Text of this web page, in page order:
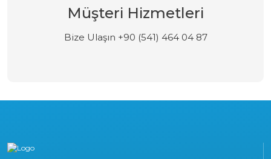
Müşteri Hizmetleri
Bize Ulaşın +90 (541) 464 04 87